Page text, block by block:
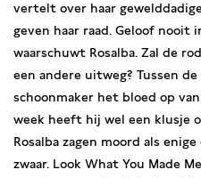
vertelt over haar
geven haar raad. Geloof nooit
waarschuwt Rosalba. Zal de
een andere uitweg? Tussen
schoonmaker het bloed op
week heeft hij wel een klusje
Rosalba zagen moord als
zwaar. Look What You Made